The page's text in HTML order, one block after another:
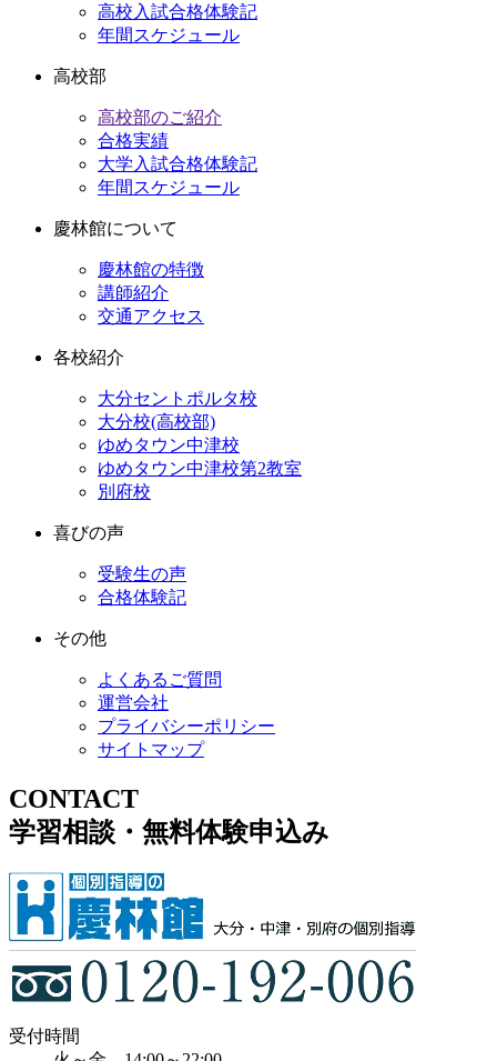
高校入試合格体験記
年間スケジュール
高校部
高校部のご紹介
合格実績
大学入試合格体験記
年間スケジュール
慶林館について
慶林館の特徴
講師紹介
交通アクセス
各校紹介
大分セントポルタ校
大分校(高校部)
ゆめタウン中津校
ゆめタウン中津校第2教室
別府校
喜びの声
受験生の声
合格体験記
その他
よくあるご質問
運営会社
プライバシーポリシー
サイトマップ
CONTACT
学習相談・無料体験申込み
受付時間